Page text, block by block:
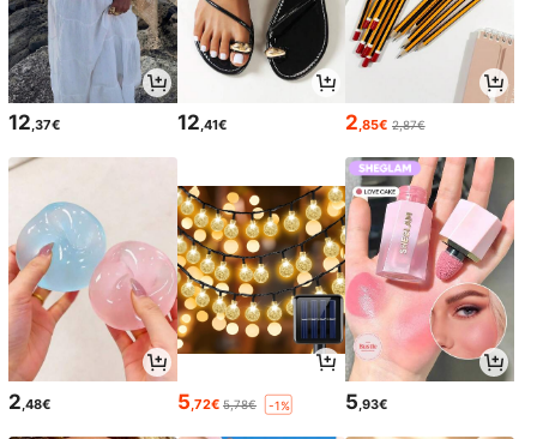
12,37€ 12,41€ 2,85€ 2,87€
2 ,48€ 5 ,72€ 5,78€ -1% 5 ,93€